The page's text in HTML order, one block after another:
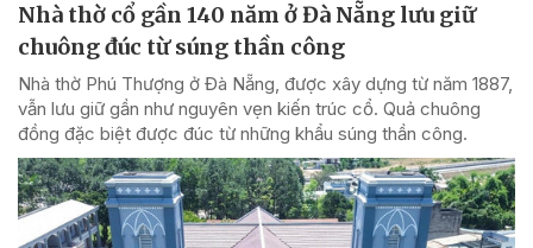
Nhà thờ cổ gần 140 năm ở Đà Nẵng lưu giữ
chuông đúc từ súng thần công
Nhà thờ Phú Thượng ở Đà Nẵng, được xây dựng từ năm 1887,
vẫn lưu giữ gần như nguyên vẹn kiến trúc cổ. Quả chuông
đồng đặc biệt được đúc từ những khẩu súng thần công.